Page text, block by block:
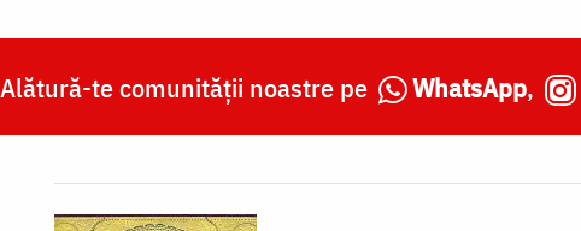
Alătură-te comunității noastre pe WhatsApp,